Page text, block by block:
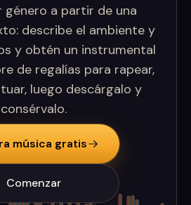
género a partir de una
describe el ambiente y
y obtén un instrumental
de regalías para rapear,
luego descárgalo y
consérvalo.
música gratis
Comenzar